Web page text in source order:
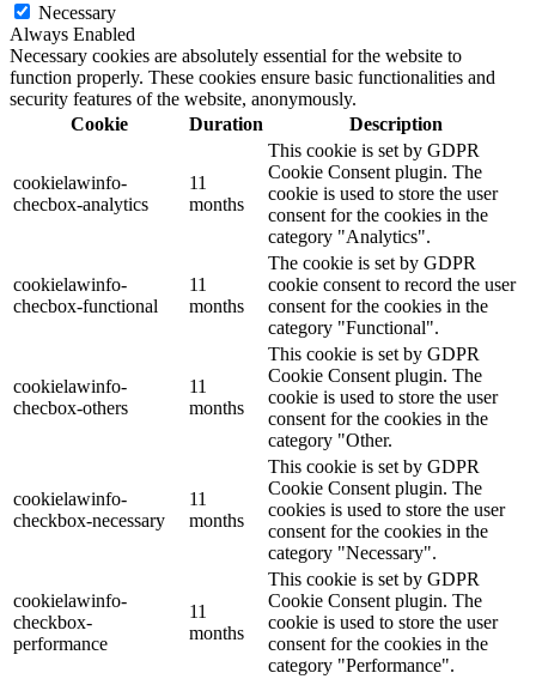
Necessary
Always Enabled
Necessary cookies are absolutely essential for the website to
function properly. These cookies ensure basic functionalities and
security features of the website, anonymously.
Cookie
Duration Description
cookielawinfo-
checbox-analytics
11
months
This cookie is set by GDPR
Cookie Consent plugin. The
cookie is used to store the user
consent for the cookies in the
category "Analytics".
cookielawinfo-
checbox-functional
11
months
The cookie is set by GDPR
cookie consent to record the user
consent for the cookies in the
category "Functional".
cookielawinfo-
checbox-others
11
months
This cookie is set by GDPR
Cookie Consent plugin. The
cookie is used to store the user
consent for the cookies in the
category "Other.
cookielawinfo-
checkbox-necessary
11
months
This cookie is set by GDPR
Cookie Consent plugin. The
cookies is used to store the user
consent for the cookies in the
category "Necessary".
cookielawinfo-
checkbox-
performance
11
months
This cookie is set by GDPR
Cookie Consent plugin. The
cookie is used to store the user
consent for the cookies in the
category "Performance".